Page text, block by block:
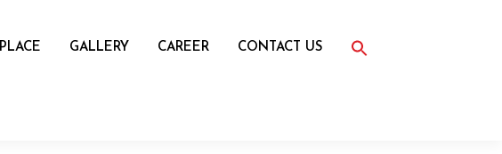
PLACE GALLERY CAREER CONTACT US